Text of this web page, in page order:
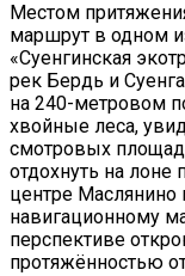
Местом
маршрут в одном
«Суенгинская
рек Бердь и
на 240-метровом
хвойные леса,
смотровых
отдохнуть на лоне
центре Маслянино
навигационному
перспективе
протяжённостью